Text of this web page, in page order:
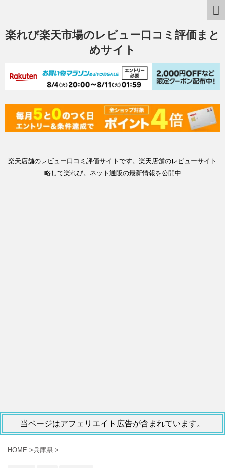
楽れび楽天市場のレビュー口コミ評価まと
めサイト
楽天店舗のレビュー口コミ評価サイトです。楽天店舗のレビューサイト
略して楽れび。ネット通販の最新情報を公開中
当ページはアフェリエイト広告が含まれています。
HOME >兵庫県 >